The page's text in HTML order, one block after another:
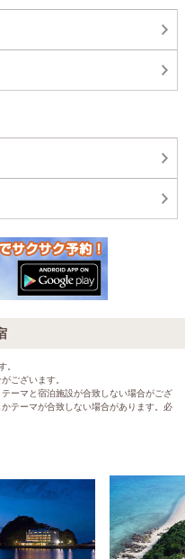
。
ございます。
ーマと宿泊施設が合致しない場合がござ
テーマが合致しない場合があります。必